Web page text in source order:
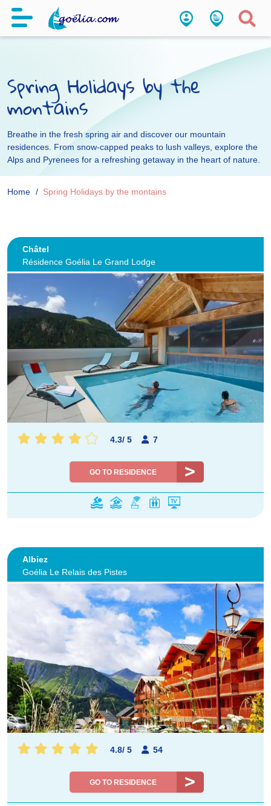
Spring Holidays by the
montains
Breathe in the fresh spring air and discover our mountain
residences. From snow-capped peaks to lush valleys, explore the
Alps and Pyrenees for a refreshing getaway in the heart of nature.
Home Spring Holidays by the montains
Châtel
Résidence Goélia Le Grand Lodge
4.3/ 5 7
GO TO RESIDENCE
Albiez
Goélia Le Relais des Pistes
4.8/ 5 54
GO TO RESIDENCE